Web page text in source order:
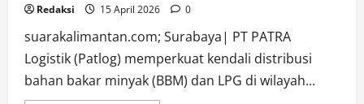
Redaksi 15 April 2026 0
suarakalimantan.com; Surabaya| PT PATRA
Logistik (Patlog) memperkuat kendali distribusi
bahan bakar minyak (BBM) dan LPG di wilayah...